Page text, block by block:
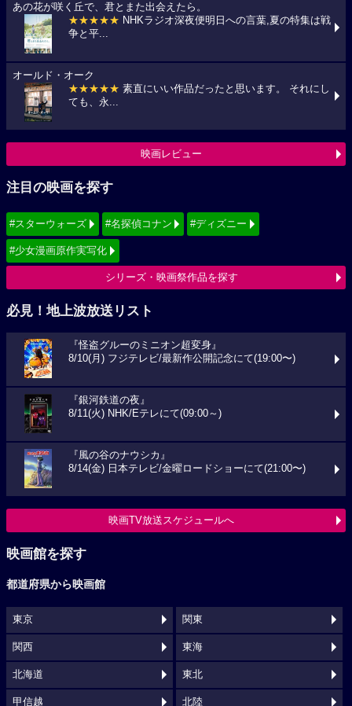
あの花が咲く丘で、君とまた出会えたら。
★★★★★ NHKラジオ深夜便明日への言葉,夏の特集は戦
争と平...
オールド・オーク
★★★★★ 素直にいい作品だったと思います。 それにし
ても、永...
映画レビュー
注目の映画を探す
#スターウォーズ #名探偵コナン #ディズニー
#少女漫画原作実写化
シリーズ・映画祭作品を探す
必見！地上波放送リスト
『怪盗グルーのミニオン超変身』
8/10(月) フジテレビ/最新作公開記念にて(19:00〜)
『銀河鉄道の夜』
8/11(火) NHK/Eテレにて(09:00～)
『風の谷のナウシカ』
8/14(金) 日本テレビ/金曜ロードショーにて(21:00〜)
映画TV放送スケジュールへ
映画館を探す
都道府県から映画館
東京 関東
関西 東海
北海道 東北
甲信越 北陸